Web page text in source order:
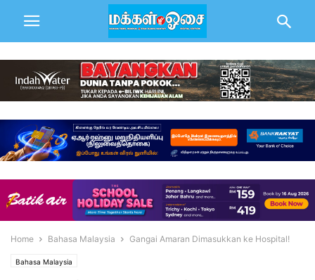
Home Bahasa Malaysia Gangai Amaran Dimasukkan ke Hospital!
Bahasa Malaysia